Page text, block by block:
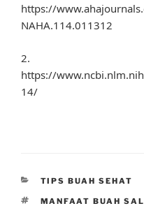
https://
NAHA.114.011312
2.
https://
14/
CATEGORIES
TIPS BUAH SEHAT
TAGS
MANFAAT BUAH